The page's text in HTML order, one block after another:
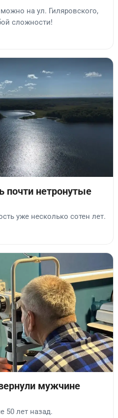
на ул. Гиляровского,
сложности!
почти нетронутые
уже несколько сотен лет.
мужчине
50 лет назад.